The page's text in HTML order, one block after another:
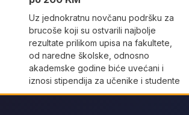
Uz jednokratnu novčanu podršku za
brucoše koji su ostvarili najbolje
rezultate prilikom upisa na fakultete,
od naredne školske, odnosno
akademske godine biće uvećani i
iznosi stipendija za učenike i studente